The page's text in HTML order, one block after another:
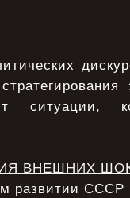
ситуации,
ВНЕШНИХ
развитии СССР